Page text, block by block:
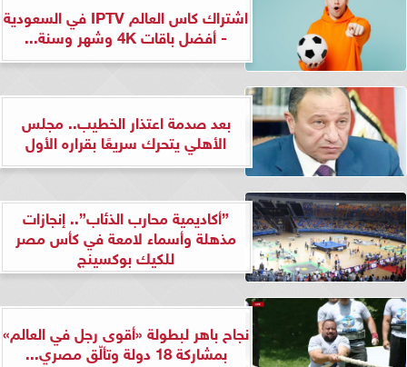
اشتراك كاس العالم IPTV في السعودية
- أفضل باقات 4K وشهر وسنة...
بعد صدمة اعتذار الخطيب.. مجلس
الأهلي يتحرك سريعًا بقراره الأول
”أكاديمية محارب الذئاب”.. إنجازات
مذهلة وأسماء لامعة في كأس مصر
للكيك بوكسينج
نجاح باهر لبطولة «أقوى رجل في العالم»
بمشاركة 18 دولة وتألّق مصري...